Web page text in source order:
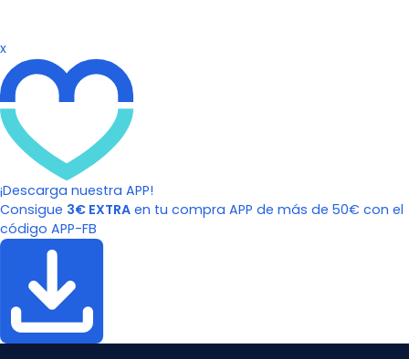
x
¡Descarga nuestra APP!
Consigue 3€ EXTRA en tu compra APP de más de 50€ con el
código APP-FB